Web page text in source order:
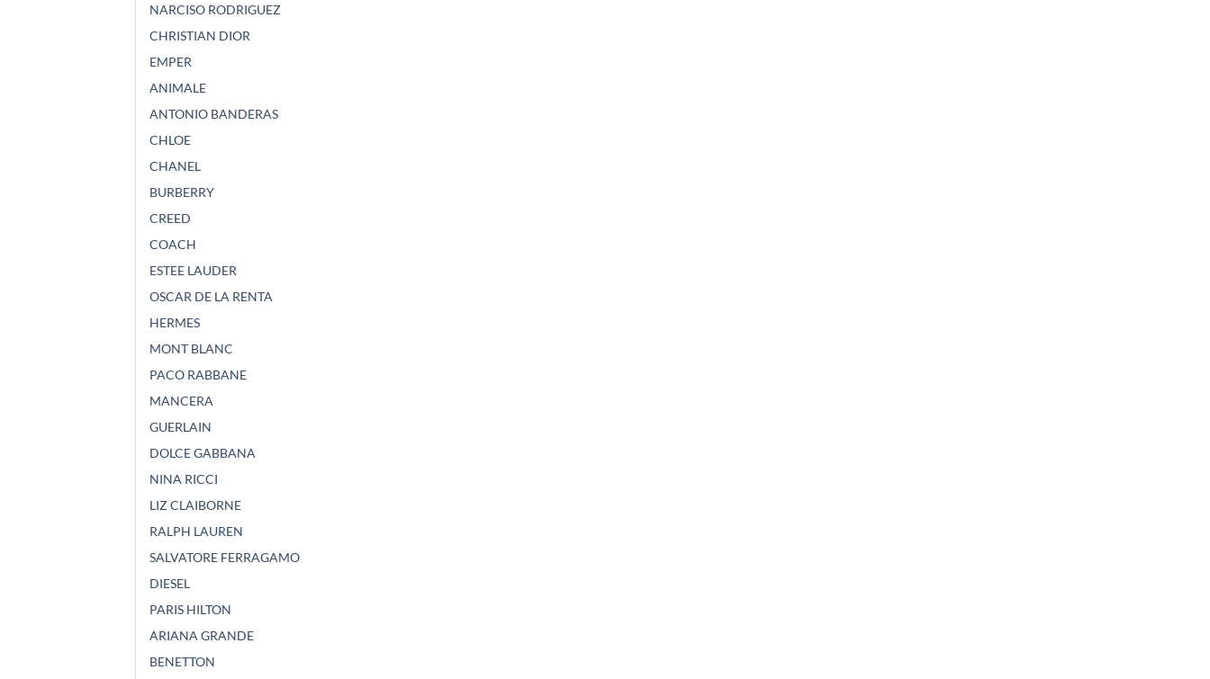
NARCISO RODRIGUEZ
CHRISTIAN DIOR
EMPER
ANIMALE
ANTONIO BANDERAS
CHLOE
CHANEL
BURBERRY
CREED
COACH
ESTEE LAUDER
OSCAR DE LA RENTA
HERMES
MONT BLANC
PACO RABBANE
MANCERA
GUERLAIN
DOLCE GABBANA
NINA RICCI
LIZ CLAIBORNE
RALPH LAUREN
SALVATORE FERRAGAMO
DIESEL
PARIS HILTON
ARIANA GRANDE
BENETTON